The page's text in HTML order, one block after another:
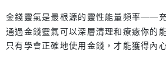
金錢靈氣是最根源的靈性能量頻率——
通過金錢靈氣可以深層清理和療癒你的
只有學會正確地使用金錢，才能獲得內